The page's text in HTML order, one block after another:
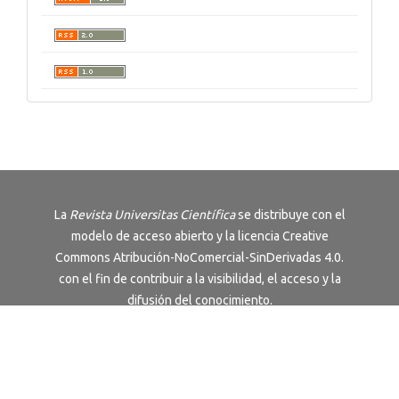
La Revista Universitas Científicase distribuye con el
modelo de acceso abierto y la licencia Creative
Commons Atribución-NoComercial-SinDerivadas 4.0.
con el fin de contribuir a la visibilidad, el acceso y la
difusión del conocimiento.